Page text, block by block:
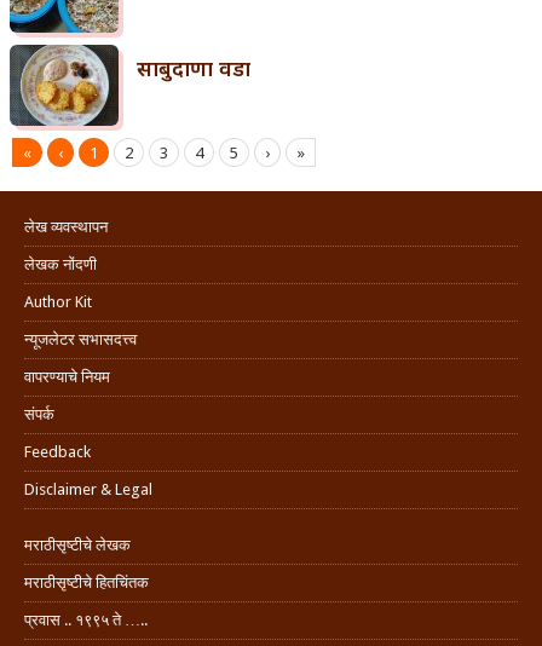
साबुदाणा वडा
« ‹ 1 2 3 4 5 › »
लेख व्यवस्थापन
लेखक नोंदणी
Author Kit
न्यूजलेटर सभासदत्त्व
वापरण्याचे नियम
संपर्क
Feedback
Disclaimer & Legal
मराठीसृष्टीचे लेखक
मराठीसृष्टीचे हितचिंतक
प्रवास .. १९९५ ते …..